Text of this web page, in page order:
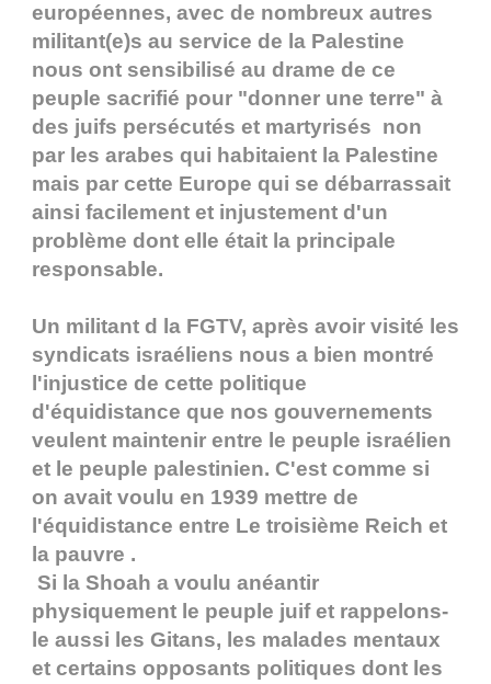
européennes, avec de nombreux autres
militant(e)s au service de la Palestine
nous ont sensibilisé au drame de ce
peuple sacrifié pour "donner une terre" à
des juifs persécutés et martyrisés non
par les arabes qui habitaient la Palestine
mais par cette Europe qui se débarrassait
ainsi facilement et injustement d'un
problème dont elle était la principale
responsable.
Un militant d la FGTV, après avoir visité les
syndicats israéliens nous a bien montré
l'injustice de cette politique
d'équidistance que nos gouvernements
veulent maintenir entre le peuple israélien
et le peuple palestinien. C'est comme si
on avait voulu en 1939 mettre de
l'équidistance entre Le troisième Reich et
la pauvre .
Si la Shoah a voulu anéantir
physiquement le peuple juif et rappelons-
le aussi les Gitans, les malades mentaux
et certains opposants politiques dont les